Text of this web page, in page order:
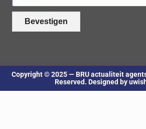
Bevestigen
Copyright © 2025 — BRU actualiteit
Reserved. Designed by